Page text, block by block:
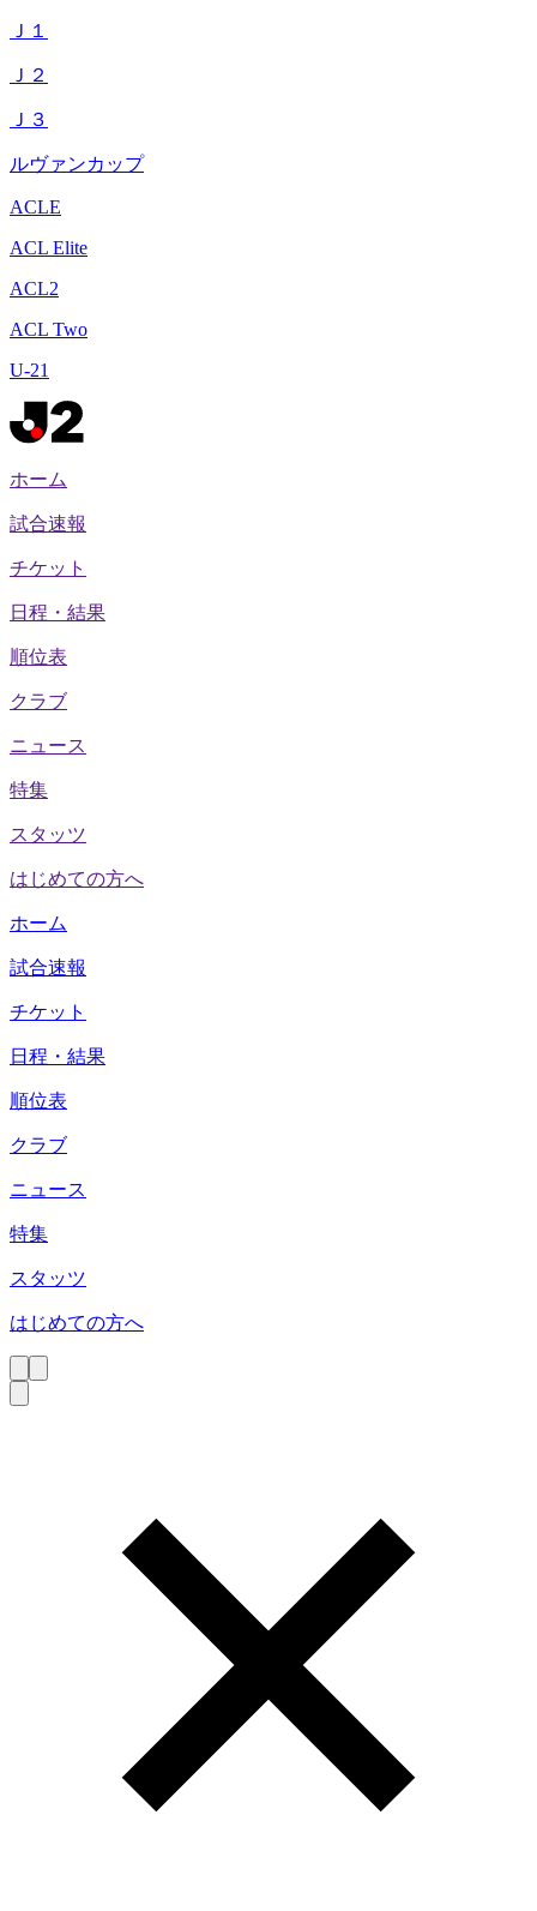
Ｊ１
Ｊ２
Ｊ３
ルヴァンカップ
ACLE
ACL Elite
ACL2
ACL Two
U-21
ホーム
試合速報
チケット
日程・結果
順位表
クラブ
ニュース
特集
スタッツ
はじめての方へ
ホーム
試合速報
チケット
日程・結果
順位表
クラブ
ニュース
特集
スタッツ
はじめての方へ